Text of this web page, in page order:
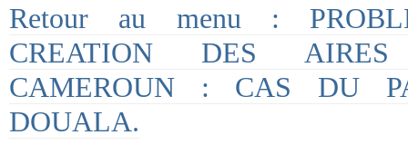
Retour au menu :
CREATION DES
CAMEROUN : CAS DU
DOUALA.